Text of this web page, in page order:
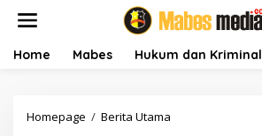
Home Mabes Hukum dan Kriminal
Homepage / Berita Utama